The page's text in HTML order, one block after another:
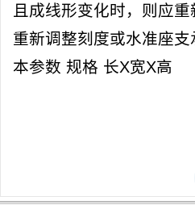
且成线形变化时，则应
重新调整刻度或水准座
本参数 规格 长X宽X